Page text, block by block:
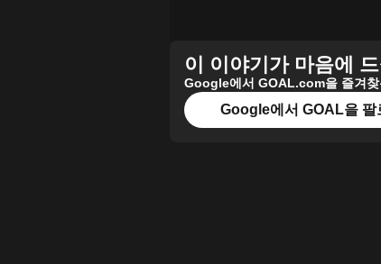
이 이야기가 마음에
Google에서 GOAL.com을 즐겨찾
Google에서 GOAL을 팔